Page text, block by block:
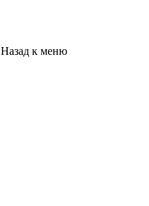
Назад к меню